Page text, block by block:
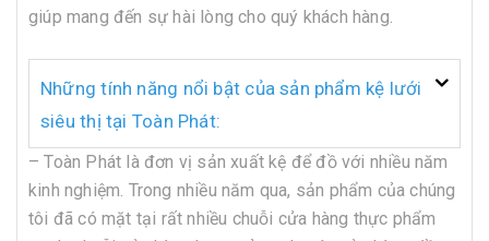
giúp mang đến sự hài lòng cho quý khách hàng.
Những tính năng nổi bật của sản phẩm kệ lưới
siêu thị tại Toàn Phát:
– Toàn Phát là đơn vị sản xuất kệ để đồ với nhiều năm
kinh nghiệm. Trong nhiều năm qua, sản phẩm của chúng
tôi đã có mặt tại rất nhiều chuỗi cửa hàng thực phẩm